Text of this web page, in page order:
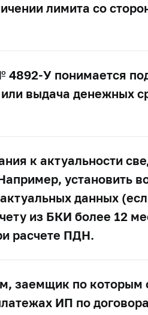
лимита со
4892-У понимается
выдача денежных
к актуальности
установить
данных
из БКИ более 12
расчете ПДН.
заемщик по которым
ИП по